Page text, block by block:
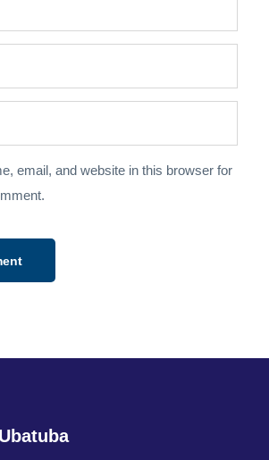
email, and website in this browser for